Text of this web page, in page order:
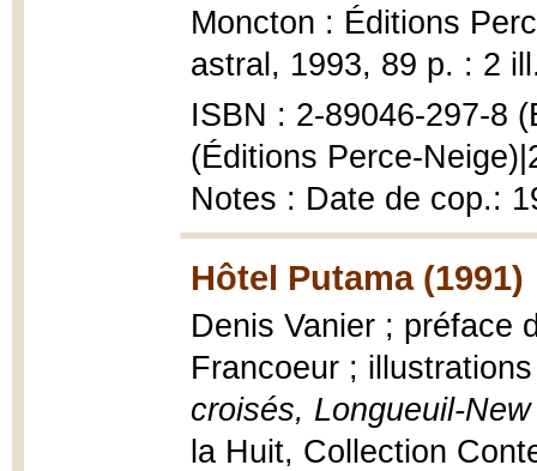
Moncton : Éditions
astral, 1993, 89 p. : 2
ISBN : 2-89046-297-8
(Éditions Perce-
Notes : Date de cop.:
Hôtel Putama (1991)
Denis Vanier ; préface
Francoeur ;
croisés, Longueuil-
la Huit, Collection